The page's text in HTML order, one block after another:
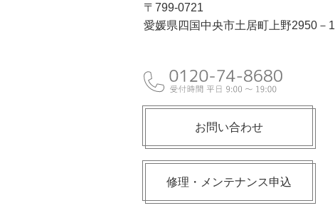
〒799-0721
愛媛県四国中央市土居町上野2950－1
お問い合わせ
修理・メンテナンス申込